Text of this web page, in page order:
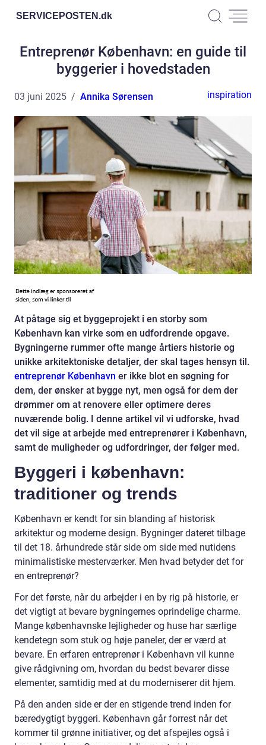
SERVICEPOSTEN.dk
Entreprenør København: en guide til
byggerier i hovedstaden
03 juni 2025 Annika Sørensen inspiration
At påtage sig et byggeprojekt i en storby som
København kan virke som en udfordrende opgave.
Bygningerne rummer ofte mange årtiers historie og
unikke arkitektoniske detaljer, der skal tages hensyn til.
entreprenør København er ikke blot en søgning for
dem, der ønsker at bygge nyt, men også for dem der
drømmer om at renovere eller optimere deres
nuværende bolig. I denne artikel vil vi udforske, hvad
det vil sige at arbejde med entreprenører i København,
samt de muligheder og udfordringer, der følger med.
Byggeri i københavn:
traditioner og trends
København er kendt for sin blanding af historisk
arkitektur og moderne design. Bygninger dateret tilbage
til det 18. århundrede står side om side med nutidens
minimalistiske mesterværker. Men hvad betyder det for
en entreprenør?
For det første, når du arbejder i en by rig på historie, er
det vigtigt at bevare bygningernes oprindelige charme.
Mange københavnske lejligheder og huse har særlige
kendetegn som stuk og høje paneler, der er værd at
bevare. En erfaren entreprenør i København vil kunne
give rådgivning om, hvordan du bedst bevarer disse
elementer, samtidig med at du moderniserer dit hjem.
På den anden side er der en stigende trend inden for
bæredygtigt byggeri. København går forrest når det
kommer til grønne initiativer, og det afspejles også i